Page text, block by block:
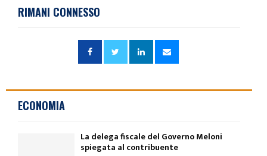
RIMANI CONNESSO
ECONOMIA
La delega fiscale del Governo Meloni
spiegata al contribuente